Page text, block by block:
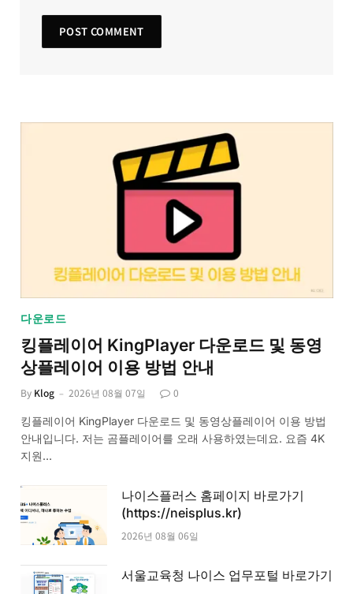
다운로드
킹플레이어 KingPlayer 다운로드 및 동영
상플레이어 이용 방법 안내
By Klog 2026년 08월 07일 0
킹플레이어 KingPlayer 다운로드 및 동영상플레이어 이용 방법
안내입니다. 저는 곰플레이어를 오래 사용하였는데요. 요즘 4K
지원…
나이스플러스 홈페이지 바로가기
(https://neisplus.kr)
2026년 08월 06일
서울교육청 나이스 업무포털 바로가기